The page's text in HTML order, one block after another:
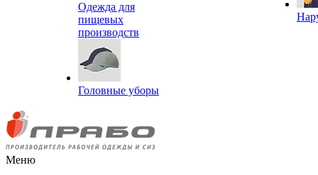
Одежда для
пищевых
производств
Головные уборы
Меню